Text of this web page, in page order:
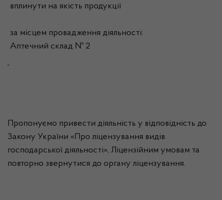
вплинути на якість продукції
за місцем провадження діяльності:
Аптечний склад № 2
Пропонуємо привести діяльність у відповідність до
Закону України «Про ліцензування видів
господарської діяльності», Ліцензійним умовам та
повторно звернутися до органу ліцензування.